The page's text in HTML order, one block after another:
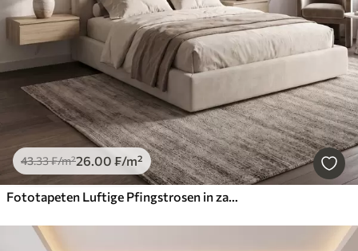
43.33₣/m²26.00 ₣/m²
Fototapeten Luftige Pfingstrosen in zarten, puderbeigen Farbtönen